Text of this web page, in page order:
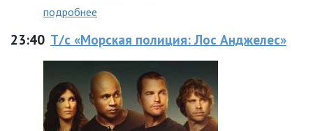
подробнее
23:40 Т/с «Морская полиция: Лос Анджелес»